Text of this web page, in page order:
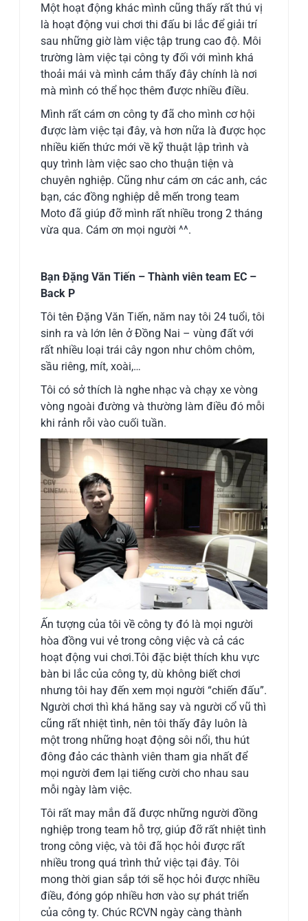
Một hoạt động khác mình cũng thấy rất thú vị
là hoạt động vui chơi thi đấu bi lắc để giải trí
sau những giờ làm việc tập trung cao độ. Môi
trường làm việc tại công ty đối với mình khá
thoải mái và mình cảm thấy đây chính là nơi
mà mình có thể học thêm được nhiều điều.
Mình rất cám ơn công ty đã cho mình cơ hội
được làm việc tại đây, và hơn nữa là được học
nhiều kiến thức mới về kỹ thuật lập trình và
quy trình làm việc sao cho thuận tiện và
chuyên nghiệp. Cũng như cám ơn các anh, các
bạn, các đồng nghiệp dễ mến trong team
Moto đã giúp đỡ mình rất nhiều trong 2 tháng
vừa qua. Cám ơn mọi người ^^.
Bạn Đặng Văn Tiến – Thành viên team EC –
Back P
Tôi tên Đặng Văn Tiến, năm nay tôi 24 tuổi, tôi
sinh ra và lớn lên ở Đồng Nai – vùng đất với
rất nhiều loại trái cây ngon như chôm chôm,
sầu riêng, mít, xoài,…
Tôi có sở thích là nghe nhạc và chạy xe vòng
vòng ngoài đường và thường làm điều đó mỗi
khi rảnh rỗi vào cuối tuần.
Ấn tượng của tôi về công ty đó là mọi người
hòa đồng vui vẻ trong công việc và cả các
hoạt động vui chơi.Tôi đặc biệt thích khu vực
bàn bi lắc của công ty, dù không biết chơi
nhưng tôi hay đến xem mọi người “chiến đấu”.
Người chơi thì khá hăng say và người cổ vũ thì
cũng rất nhiệt tình, nên tôi thấy đây luôn là
một trong những hoạt động sôi nổi, thu hút
đông đảo các thành viên tham gia nhất để
mọi người đem lại tiếng cười cho nhau sau
mỗi ngày làm việc.
Tôi rất may mắn đã được những người đồng
nghiệp trong team hỗ trợ, giúp đỡ rất nhiệt tình
trong công việc, và tôi đã học hỏi được rất
nhiều trong quá trình thử việc tại đây. Tôi
mong thời gian sắp tới sẽ học hỏi được nhiều
điều, đóng góp nhiều hơn vào sự phát triển
của công ty. Chúc RCVN ngày càng thành